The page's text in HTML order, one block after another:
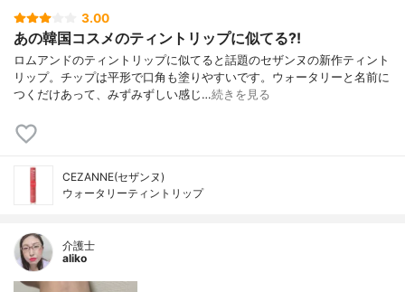
3.00
あの韓国コスメのティントリップに似てる?!
ロムアンドのティントリップに似てると話題のセザンヌの新作ティント
リップ。チップは平形で口角も塗りやすいです。ウォータリーと名前に
つくだけあって、みずみずしい感じ…続きを見る
CEZANNE(セザンヌ)
ウォータリーティントリップ
介護士
aliko